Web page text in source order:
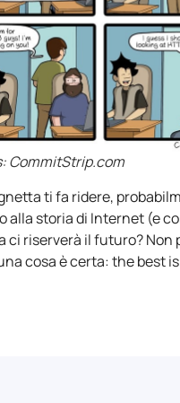
CommitStrip.com
ti fa ridere,
alla storia di Internet (e
ci riserverà il futuro? Non
cosa è certa: the best